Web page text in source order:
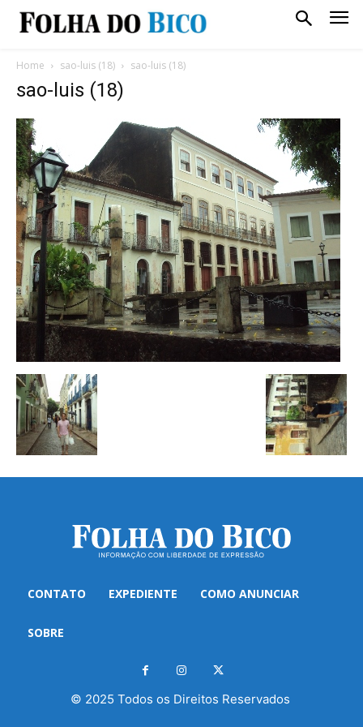
Home sao-luis (18) sao-luis (18)
sao-luis (18)
CONTATO EXPEDIENTE COMO ANUNCIAR
SOBRE
© 2025 Todos os Direitos Reservados